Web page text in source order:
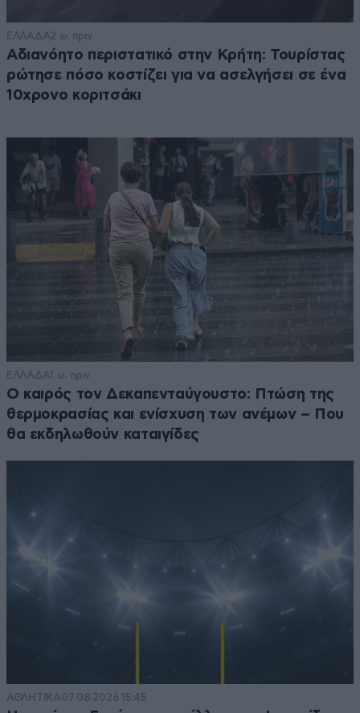
ΕΛΛΑΔΑ2 ω. πριν
Αδιανόητο περιστατικό στην Κρήτη: Τουρίστας
ρώτησε πόσο κοστίζει για να ασελγήσει σε ένα
10χρονο κοριτσάκι
ΕΛΛΑΔΑ1 ω. πριν
Ο καιρός τον Δεκαπενταύγουστο: Πτώση της
θερμοκρασίας και ενίσχυση των ανέμων – Που
θα εκδηλωθούν καταιγίδες
ΑΘΛΗΤΙΚΑ07·08·2026 15:45